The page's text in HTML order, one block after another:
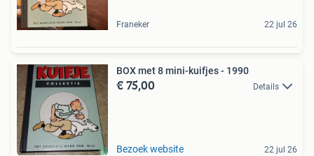
Franeker 22 jul 26
BOX met 8 mini-kuifjes - 1990
€ 75,00 Details
Bezoek website 22 jul 26